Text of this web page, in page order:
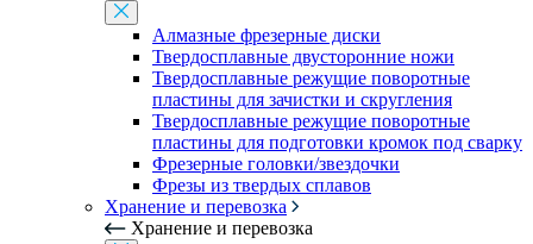
Алмазные фрезерные диски
Твердосплавные двусторонние ножи
Твердосплавные режущие поворотные
пластины для зачистки и скругления
Твердосплавные режущие поворотные
пластины для подготовки кромок под сварку
Фрезерные головки/звездочки
Фрезы из твердых сплавов
Хранение и перевозка
Хранение и перевозка